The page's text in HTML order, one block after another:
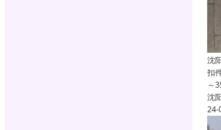
沈
扣
～
沈
24-